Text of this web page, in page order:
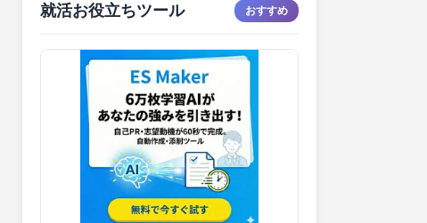
就活お役立ちツール おすすめ